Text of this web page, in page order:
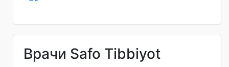
Врачи Safo Tibbiyot